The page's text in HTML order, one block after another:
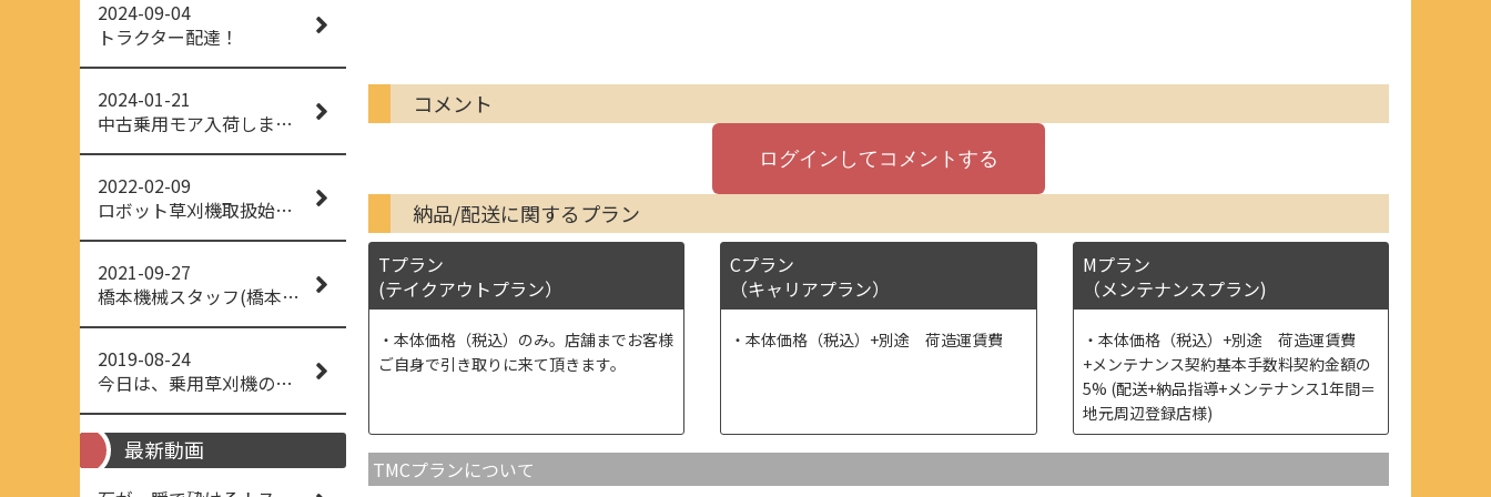
2024-09-04
トラクター配達！
2024-01-21
中古乗用モア入荷しました！
2022-02-09
ロボット草刈機取扱始めました！
2021-09-27
橋本機械スタッフ(橋本機械(株))
2019-08-24
今日は、乗用草刈機の納品でした！ 流行りの、4WD！ #イセキアグリ #オーレック #四駆 #増税間近
最新動画
コメント
納品/配送に関するプラン
Tプラン
(テイクアウトプラン）
本体価格（税込）のみ。店舗までお客様
ご自身で引き取りに来て頂きます。
Cプラン
（キャリアプラン）
本体価格（税込）+別途 荷造運賃費
Mプラン
（メンテナンスプラン)
本体価格（税込）+別途 荷造運賃費
+メンテナンス契約基本手数料契約金額の
5% (配送+納品指導+メンテナンス1年間＝
地元周辺登録店様)
TMCプランについて